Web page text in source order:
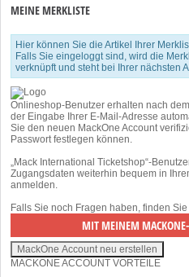
MEINE MERKLISTE
Hier können Sie die Artikel Ihrer
Falls Sie eingeloggt sind, wird die
verknüpft und steht bei Ihrer nächsten
Onlineshop-Benutzer erhalten nach
der Eingabe Ihrer E-Mail-Adresse
Sie den neuen MackOne Account
Passwort festlegen können.
„Mack International Ticketshop“-
Zugangsdaten weiterhin bequem in
anmelden.
Falls Sie noch Fragen haben, finden Sie
MACKONE ACCOUNT VORTEILE